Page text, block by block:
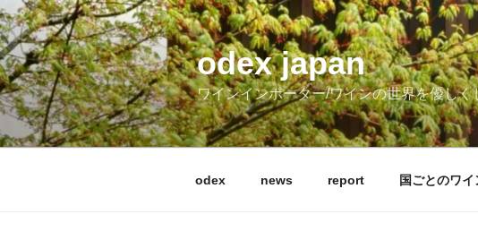
コ
ン
テ
ン
ツ
へ
ス
odex japan
ワインインポーター/ワインの世界を優しく
odex news report 国ごとのワイ